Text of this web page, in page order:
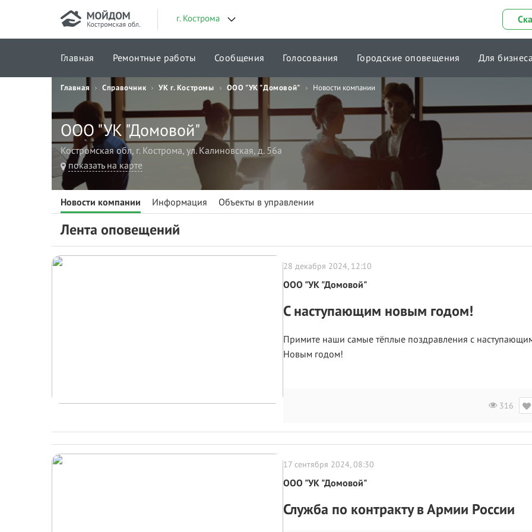
г. Кострома
Главная Ремонтные работы Сообщения Голосования Городские оповещения Для
Главная Справочник УК г. Костромы ООО "УК "Домовой" Новости компании
ООО "УК "Домовой"
Костромская обл, г. Кострома, ул. Калиновская, д. 56а
показать на карте
Новости компании Информация Объекты в управлении
Лента оповещений
28 декабря 2024, 12:10
ООО "УК "Домовой"
С наступающим новым годом!
Примите наши самые тёплые поздравления с
Новым годом!
316
17 сентября 2024, 08:30
ООО "УК "Домовой"
Служба по контракту в Армии России